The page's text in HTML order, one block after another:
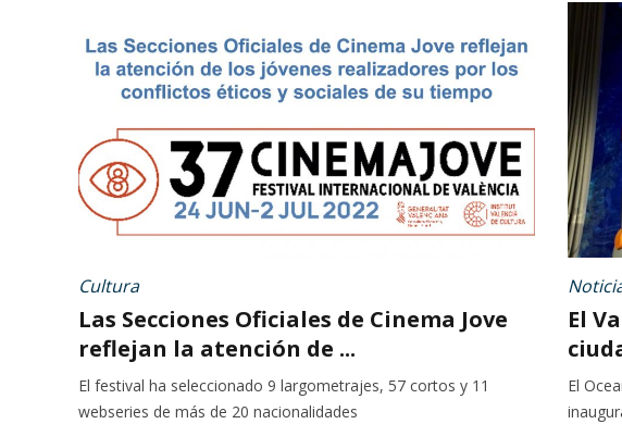
Cultura
Las Secciones Oficiales de Cinema Jove
reflejan la atención de ...
El festival ha seleccionado 9 largometrajes, 57 cortos y 11
webseries de más de 20 nacionalidades
El
El